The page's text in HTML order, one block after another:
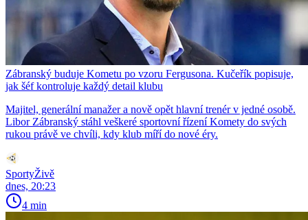
Zábranský buduje Kometu po vzoru Fergusona. Kučeřík popisuje,
jak šéf kontroluje každý detail klubu
Majitel, generální manažer a nově opět hlavní trenér v jedné osobě.
Libor Zábranský stáhl veškeré sportovní řízení Komety do svých
rukou právě ve chvíli, kdy klub míří do nové éry.
SportyŽivě
dnes, 20:23
4 min